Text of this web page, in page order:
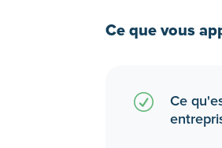
Ce que vous
R
Ce